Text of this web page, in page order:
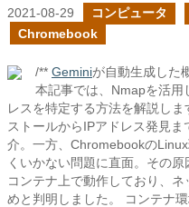
2021-08-29 コンピュータ
Chromebook
/** Geminiが自動生成した
本記事では、Nmapを活用
レスを特定する方法を解説し
ストールからIPアドレス発見
介。一方、Chromebookの
くいかない問題に直面。その
コンテナ上で動作しており、
めと判明しました。 コンテナ